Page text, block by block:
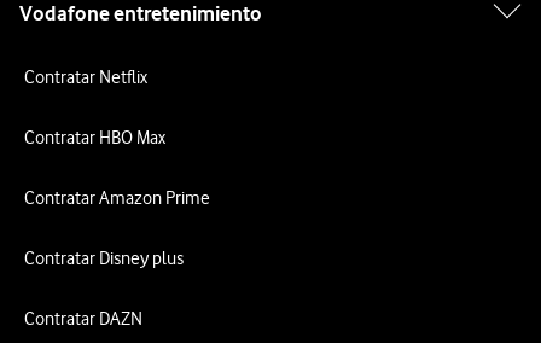
Vodafone entretenimiento
Contratar Netflix
Contratar HBO Max
Contratar Amazon Prime
Contratar Disney plus
Contratar DAZN